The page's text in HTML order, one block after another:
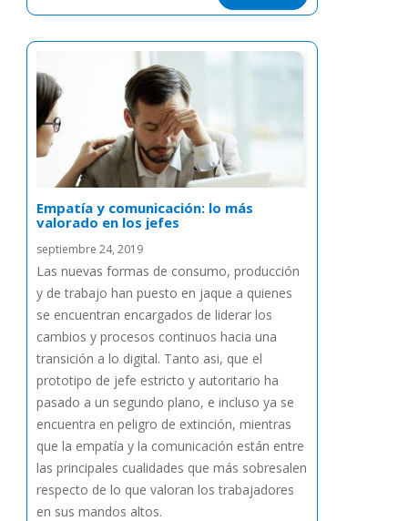
Empatía y comunicación: lo más
valorado en los jefes
septiembre 24, 2019
Las nuevas formas de consumo, producción
y de trabajo han puesto en jaque a quienes
se encuentran encargados de liderar los
cambios y procesos continuos hacia una
transición a lo digital. Tanto asi, que el
prototipo de jefe estricto y autoritario ha
pasado a un segundo plano, e incluso ya se
encuentra en peligro de extinción, mientras
que la empatía y la comunicación están entre
las principales cualidades que más sobresalen
respecto de lo que valoran los trabajadores
en sus mandos altos.